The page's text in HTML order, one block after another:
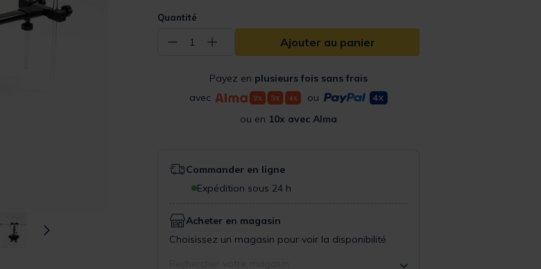
Quantité
− 1 + Ajouter au panier
Payez en plusieurs fois sans frais
avec
ou
ou en 10x avec Alma
Commander en ligne
Expédition sous 24 h
Acheter en magasin
Choisissez un magasin pour voir la disponibilité